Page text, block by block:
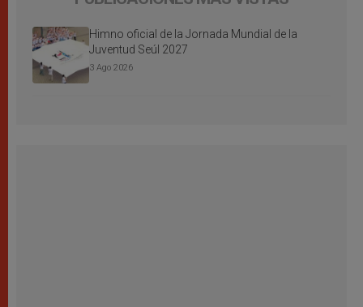
Himno oficial de la Jornada Mundial de la
Juventud Seúl 2027
3 Ago 2026